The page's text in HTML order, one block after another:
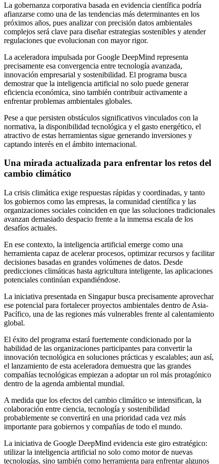
La gobernanza corporativa basada en evidencia científica podría
afianzarse como una de las tendencias más determinantes en los
próximos años, pues analizar con precisión datos ambientales
complejos será clave para diseñar estrategias sostenibles y atender
regulaciones que evolucionan con mayor rigor.
La aceleradora impulsada por Google DeepMind representa
precisamente esa convergencia entre tecnología avanzada,
innovación empresarial y sostenibilidad. El programa busca
demostrar que la inteligencia artificial no solo puede generar
eficiencia económica, sino también contribuir activamente a
enfrentar problemas ambientales globales.
Pese a que persisten obstáculos significativos vinculados con la
normativa, la disponibilidad tecnológica y el gasto energético, el
atractivo de estas herramientas sigue generando inversiones y
captando interés en el ámbito internacional.
Una mirada actualizada para enfrentar los retos del
cambio climático
La crisis climática exige respuestas rápidas y coordinadas, y tanto
los gobiernos como las empresas, la comunidad científica y las
organizaciones sociales coinciden en que las soluciones tradicionales
avanzan demasiado despacio frente a la inmensa escala de los
desafíos actuales.
En ese contexto, la inteligencia artificial emerge como una
herramienta capaz de acelerar procesos, optimizar recursos y facilitar
decisiones basadas en grandes volúmenes de datos. Desde
predicciones climáticas hasta agricultura inteligente, las aplicaciones
potenciales continúan expandiéndose.
La iniciativa presentada en Singapur busca precisamente aprovechar
ese potencial para fortalecer proyectos ambientales dentro de Asia-
Pacífico, una de las regiones más vulnerables frente al calentamiento
global.
El éxito del programa estará fuertemente condicionado por la
habilidad de las organizaciones participantes para convertir la
innovación tecnológica en soluciones prácticas y escalables; aun así,
el lanzamiento de esta aceleradora demuestra que las grandes
compañías tecnológicas empiezan a adoptar un rol más protagónico
dentro de la agenda ambiental mundial.
A medida que los efectos del cambio climático se intensifican, la
colaboración entre ciencia, tecnología y sostenibilidad
probablemente se convertirá en una prioridad cada vez más
importante para gobiernos y compañías de todo el mundo.
La iniciativa de Google DeepMind evidencia este giro estratégico:
utilizar la inteligencia artificial no solo como motor de nuevas
tecnologías, sino también como herramienta para enfrentar algunos